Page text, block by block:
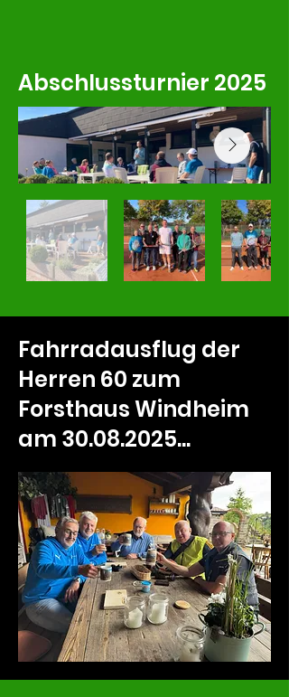
Abschlussturnier 2025
Fahrradausflug der
Herren 60 zum
Forsthaus Windheim
am 30.08.2025...